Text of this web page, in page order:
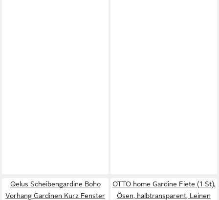
Qelus Scheibengardine Boho
Vorhang Gardinen Kurz Fenster
OTTO home Gardine Fiete (1 St),
Ösen, halbtransparent, Leinen